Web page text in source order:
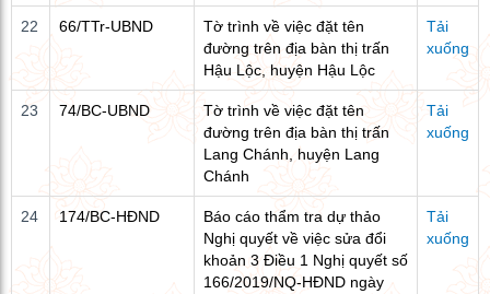
22 66/TTr-UBND
Tờ trình về việc đặt tên
đường trên địa bàn thị trấn
Hậu Lộc, huyện Hậu Lộc
Tải
xuống
23 74/BC-UBND
Tờ trình về việc đặt tên
đường trên địa bàn thị trấn
Lang Chánh, huyện Lang
Chánh
Tải
xuống
24 174/BC-HĐND
Báo cáo thẩm tra dự thảo
Nghị quyết về việc sửa đổi
khoản 3 Điều 1 Nghị quyết số
166/2019/NQ-HĐND ngày
Tải
xuống